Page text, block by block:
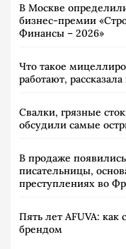
В Москве
бизнес-премии
Финансы – 2026»
Что такое
работают,
Свалки, грязные
обсудили самые
В продаже
писательницы,
преступлениях во
Пять лет AFUVA:
брендом